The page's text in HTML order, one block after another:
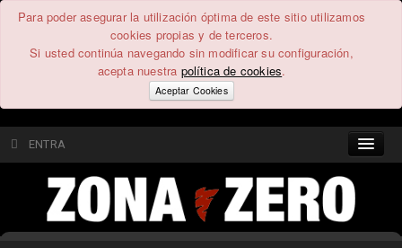
Para poder asegurar la utilización óptima de este sitio utilizamos
cookies propias y de terceros.
Si usted continúa navegando sin modificar su configuración,
acepta nuestra política de cookies.
Aceptar Cookies
ENTRA
CONTENIDO